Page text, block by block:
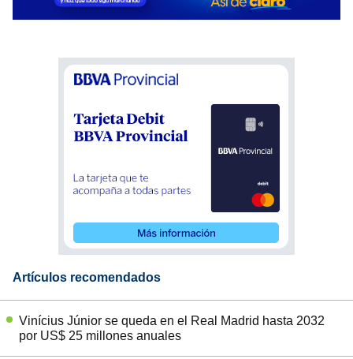
Artículos recomendados
Vinícius Júnior se queda en el Real Madrid hasta 2032
por US$ 25 millones anuales